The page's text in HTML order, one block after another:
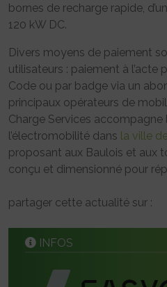
bornes de recharge rapide,
120 kW DC.
Divers moyens de paiement
utilisateurs : paiement à l’acte
Code ou par badge via un
principaux opérateurs de
Charge Services
l’électromobilité dans la ville
proposant aux Baulois et aux
conçu et dimensionné pour
partager cette actualité sur :
INFOS